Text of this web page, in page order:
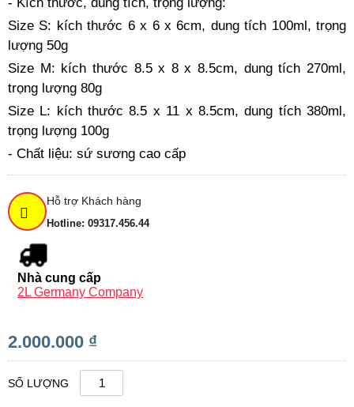
Size S: kích thước 6 x 6 x 6cm, dung tích 100ml, trọng
lượng 50g
Size M: kích thước 8.5 x 8 x 8.5cm, dung tích 270ml,
trọng lượng 80g
Size L: kích thước 8.5 x 11 x 8.5cm, dung tích 380ml,
trọng lượng 100g
- Chất liệu: sứ sương cao cấp
Hỗ trợ Khách hàng
Hotline: 09317.456.44
Nhà cung cấp
2L Germany Company
2.000.000 ₫
SỐ LƯỢNG